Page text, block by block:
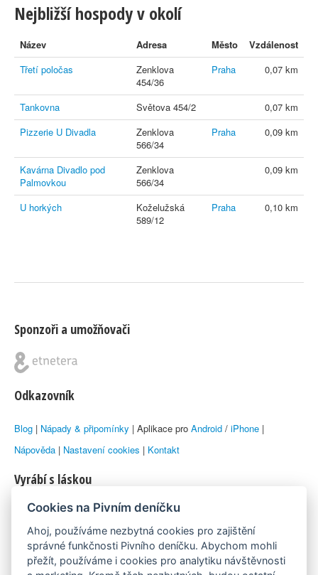
Nejbližší hospody v okolí
Název Adresa Město
Vzdálenost
Třetí poločas
Zenklova
454/36
Praha 0,07 km
Tankovna Světova 454/2
0,07 km
Pizzerie U Divadla
Zenklova
566/34
Praha 0,09 km
Kavárna Divadlo pod
Palmovkou
Zenklova
566/34
0,09 km
U horkých
Koželužská
589/12
Praha 0,10 km
Sponzoři a umožňovači
Odkazovník
Blog | Nápady & připomínky | Aplikace pro Android / iPhone |
Nápověda | Nastavení cookies | Kontakt
Vyrábí s láskou
© 2010–2026 byLukáš Zemanaka Emka
Máme rádi
Cookies na Pivním deníčku
Ahoj, používáme nezbytná cookies pro zajištění
správné funkčnosti Pivního deníčku. Abychom mohli
přežít, používáme i cookies pro analytiku návštěvnosti